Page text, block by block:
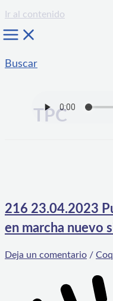
Ir al contenido
Buscar
TPC
216 23.04.2023
en marcha nuevo
Deja un comentario /